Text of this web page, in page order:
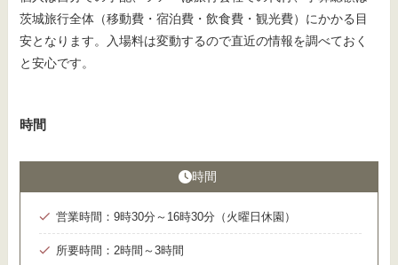
茨城旅行全体（移動費・宿泊費・飲食費・観光費）にかかる目
安となります。入場料は変動するので直近の情報を調べておく
と安心です。
時間
時間
営業時間：9時30分～16時30分（火曜日休園）
所要時間：2時間～3時間